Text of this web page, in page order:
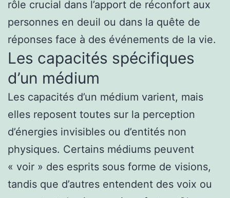
rôle crucial dans l’apport de réconfort aux
personnes en deuil ou dans la quête de
réponses face à des événements de la vie.
Les capacités spécifiques
d’un médium
Les capacités d’un médium varient, mais
elles reposent toutes sur la perception
d’énergies invisibles ou d’entités non
physiques. Certains médiums peuvent
« voir » des esprits sous forme de visions,
tandis que d’autres entendent des voix ou